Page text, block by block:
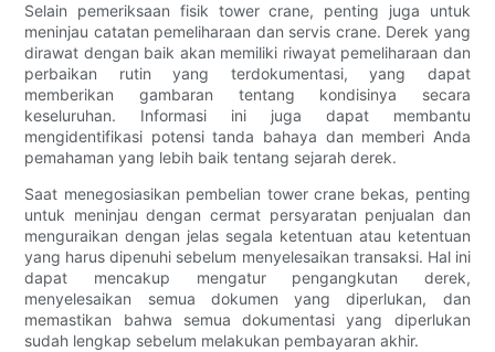
Selain pemeriksaan fisik tower crane, penting juga untuk
meninjau catatan pemeliharaan dan servis crane. Derek yang
dirawat dengan baik akan memiliki riwayat pemeliharaan dan
perbaikan rutin yang terdokumentasi, yang dapat
memberikan gambaran tentang kondisinya secara
keseluruhan. Informasi ini juga dapat membantu
mengidentifikasi potensi tanda bahaya dan memberi Anda
pemahaman yang lebih baik tentang sejarah derek.
Saat menegosiasikan pembelian tower crane bekas, penting
untuk meninjau dengan cermat persyaratan penjualan dan
menguraikan dengan jelas segala ketentuan atau ketentuan
yang harus dipenuhi sebelum menyelesaikan transaksi. Hal ini
dapat mencakup mengatur pengangkutan derek,
menyelesaikan semua dokumen yang diperlukan, dan
memastikan bahwa semua dokumentasi yang diperlukan
sudah lengkap sebelum melakukan pembayaran akhir.